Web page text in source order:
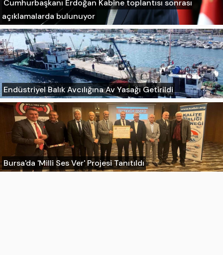
Cumhurbaşkanı Erdoğan Kabine toplantısı sonrası
açıklamalarda bulunuyor
Endüstriyel Balık Avcılığına Av Yasağı Getirildi
Bursa'da 'Milli Ses Ver' Projesi Tanıtıldı